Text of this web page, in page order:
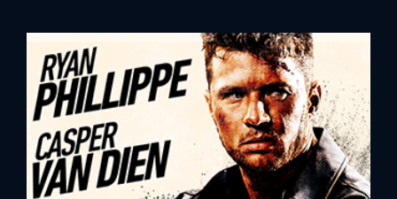
Password
SIGN IN